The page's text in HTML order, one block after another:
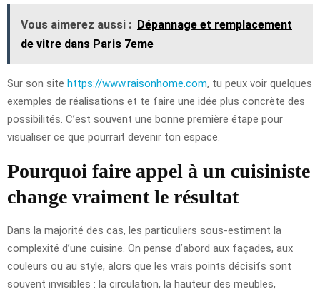
Vous aimerez aussi : Dépannage et remplacement
de vitre dans Paris 7eme
Sur son site https://www.raisonhome.com, tu peux voir quelques
exemples de réalisations et te faire une idée plus concrète des
possibilités. C’est souvent une bonne première étape pour
visualiser ce que pourrait devenir ton espace.
Pourquoi faire appel à un cuisiniste
change vraiment le résultat
Dans la majorité des cas, les particuliers sous-estiment la
complexité d’une cuisine. On pense d’abord aux façades, aux
couleurs ou au style, alors que les vrais points décisifs sont
souvent invisibles : la circulation, la hauteur des meubles,